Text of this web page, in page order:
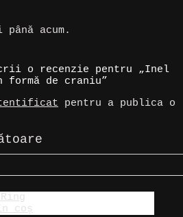
acum.
o recenzie pentru „Inel
formă de craniu”
pentru a publica o
coș